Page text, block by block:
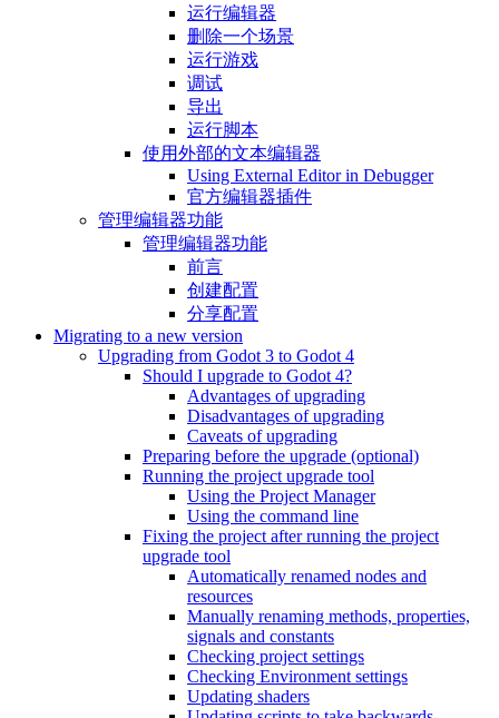
运行编辑器
删除一个场景
运行游戏
调试
导出
运行脚本
使用外部的文本编辑器
Using External Editor in Debugger
官方编辑器插件
管理编辑器功能
管理编辑器功能
前言
创建配置
分享配置
Migrating to a new version
Upgrading from Godot 3 to Godot 4
Should I upgrade to Godot 4?
Advantages of upgrading
Disadvantages of upgrading
Caveats of upgrading
Preparing before the upgrade (optional)
Running the project upgrade tool
Using the Project Manager
Using the command line
Fixing the project after running the project
upgrade tool
Automatically renamed nodes and
resources
Manually renaming methods, properties,
signals and constants
Checking project settings
Checking Environment settings
Updating shaders